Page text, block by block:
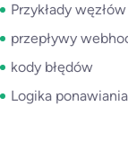
Przykłady węzłów
przepływy
kody błędów
Logika